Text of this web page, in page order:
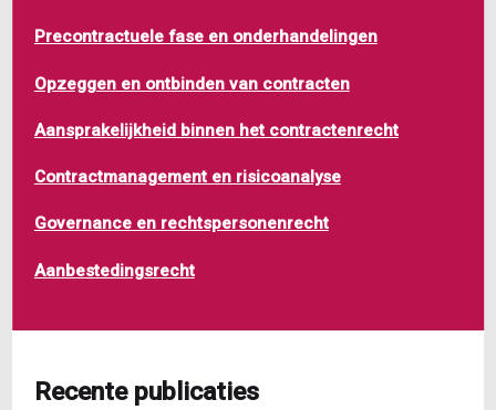
Precontractuele fase en onderhandelingen
Opzeggen en ontbinden van contracten
Aansprakelijkheid binnen het contractenrecht
Contractmanagement en risicoanalyse
Governance en rechtspersonenrecht
Aanbestedingsrecht
Recente publicaties